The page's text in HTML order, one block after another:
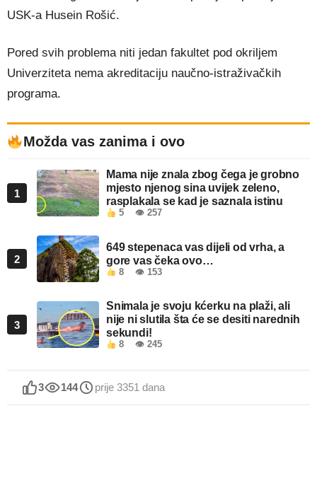
USK-a Husein Rošić.
Pored svih problema niti jedan fakultet pod okriljem
Univerziteta nema akreditaciju naučno-istraživačkih
programa.
Možda vas zanima i ovo
1
Mama nije znala zbog čega je grobno
mjesto njenog sina uvijek zeleno,
rasplakala se kad je saznala istinu
5 👁 257
2
649 stepenaca vas dijeli od vrha, a
gore vas čeka ovo…
8 👁 153
3
Snimala je svoju kćerku na plaži, ali
nije ni slutila šta će se desiti narednih
sekundi!
8 👁 245
3 144 prije 3351 dana